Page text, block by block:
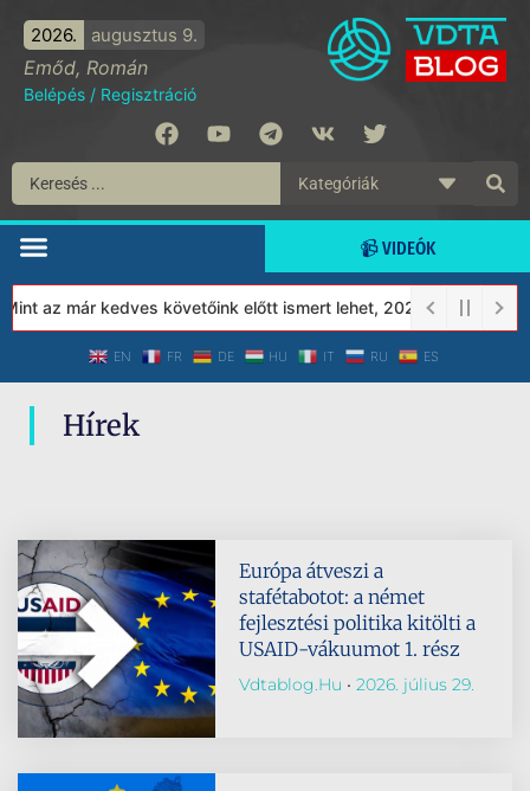
2026. augusztus 9.
Emőd, Román
Belépés / Regisztráció
📹 VIDEÓK
az már kedves követőink előtt ismert lehet, 2023-tól a Védett
EN FR DE HU IT RU ES
Hírek
Európa átveszi a
stafétabotot: a német
fejlesztési politika kitölti a
USAID-vákuumot 1. rész
Vdtablog.hu 2026. július 29.